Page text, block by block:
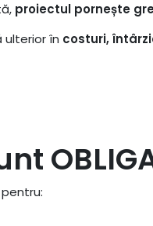
proiectul pornește
ulterior în costuri,